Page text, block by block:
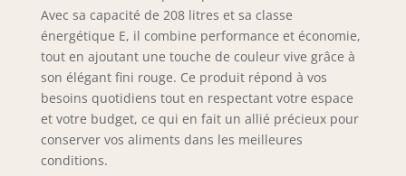
Avec sa capacité de 208 litres et sa classe
énergétique E, il combine performance et économie,
tout en ajoutant une touche de couleur vive grâce à
son élégant fini rouge. Ce produit répond à vos
besoins quotidiens tout en respectant votre espace
et votre budget, ce qui en fait un allié précieux pour
conserver vos aliments dans les meilleures
conditions.